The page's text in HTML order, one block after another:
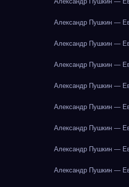
Александр Пушкин —
Александр Пушкин —
Александр Пушкин —
Александр Пушкин —
Александр Пушкин —
Александр Пушкин —
Александр Пушкин —
Александр Пушкин —